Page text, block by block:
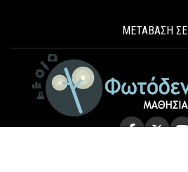
ΜΕΤΑΒΑΣΗ ΣΕ